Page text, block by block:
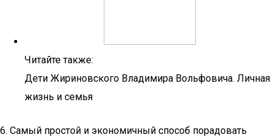
Читайте также:
Дети Жириновского Владимира Вольфовича. Личная
жизнь и семья
6. Самый простой и экономичный способ порадовать